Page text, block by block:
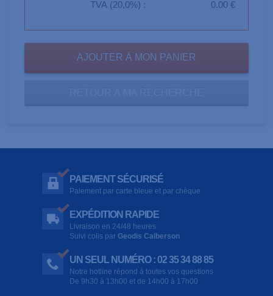
TVA (20,0%) :
0.00 €
PAIEMENT SÉCURISÉ
Paiement par carte bleue et par chèque
EXPÉDITION RAPIDE
Livraison en 24/48 heures
Suivi colis par Geodis Calberson
UN SEUL NUMÉRO : 02 35 34 88 85
Notre hotline répond à toutes vos questions
De 9h30 à 13h00 et de 14h00 à 17h00